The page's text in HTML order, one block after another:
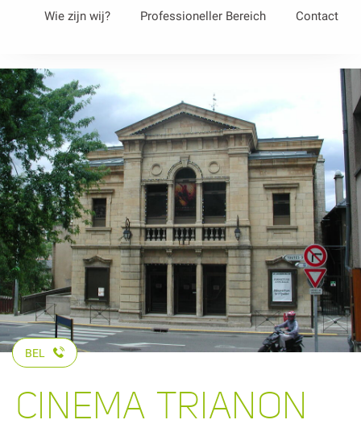
principal
Wie zijn wij? Professioneller Bereich Contact
BEL
CINEMA TRIANON